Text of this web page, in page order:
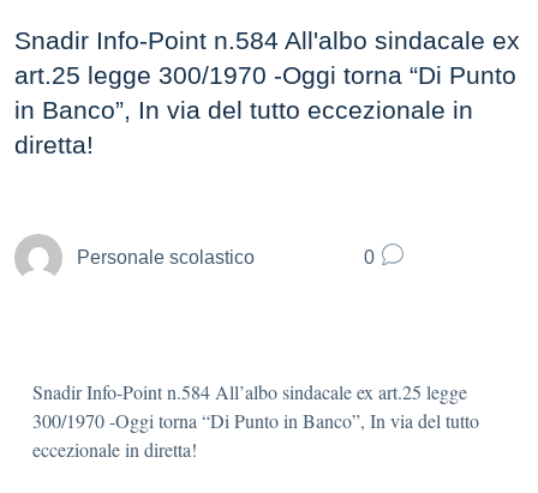
Snadir Info-Point n.584 All'albo sindacale ex
art.25 legge 300/1970 -Oggi torna “Di Punto
in Banco”, In via del tutto eccezionale in
diretta!
Personale scolastico 0
Snadir Info-Point n.584 All’albo sindacale ex art.25 legge
300/1970 -Oggi torna “Di Punto in Banco”, In via del tutto
eccezionale in diretta!